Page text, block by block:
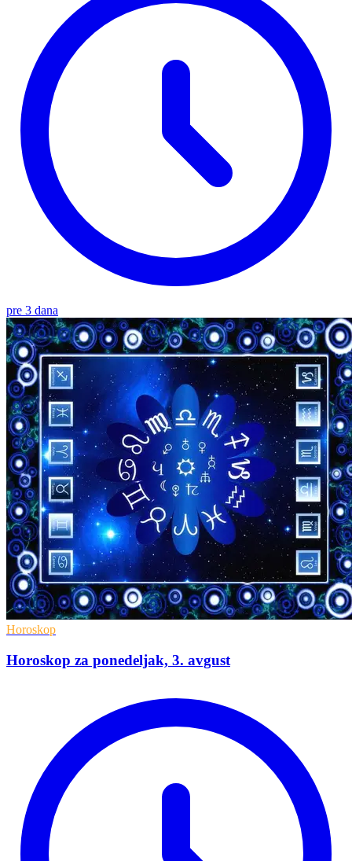
pre 3 dana
Horoskop
Horoskop za ponedeljak, 3. avgust